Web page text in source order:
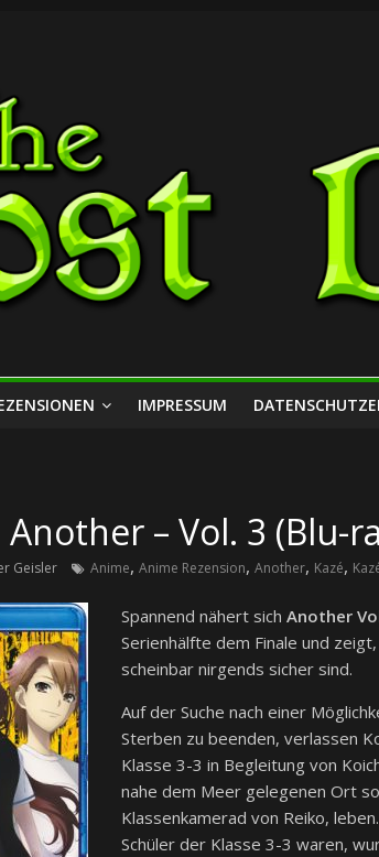
IMPRESSUM
Another – Vol. 3 (Blu-
Geisler Anime, Anime Rezension, Another, Kazé,
Spannend nähert sich Another
Serienhälfte dem Finale und
scheinbar nirgends sicher sind.
Auf der Suche nach einer
Sterben zu beenden, verlassen
Klasse 3-3 in Begleitung von
nahe dem Meer gelegenen Ort
Klassenkamerad von Reiko,
Schüler der Klasse 3-3 waren,